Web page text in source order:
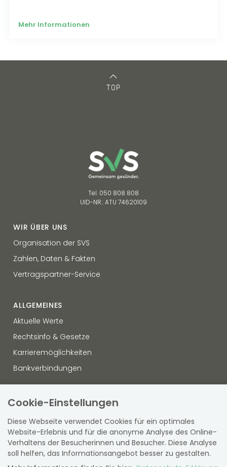
Cookie-Einstellungen
Diese Webseite verwendet Cookies für ein optimales
Website-Erlebnis und für die anonyme Analyse des Online-
Verhaltens der Besucherinnen und Besucher. Diese Analyse
soll helfen, das Informationsangebot besser zu gestalten.
Mehr Informationen
TOP
Tel. 050 808 808
UID-NR.: ATU 74620109
WIR ÜBER UNS
Organisation der SVS
Zahlen, Daten & Fakten
Vertragspartner-Service
ALLGEMEINES
Aktuelle Werte
Rechtsinfo & Gesetze
Karrieremöglichkeiten
Bankverbindungen
OFFENLEGUNG
Hinweisgebersystem
Sitemap